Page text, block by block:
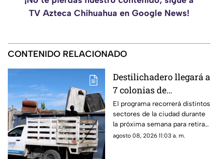
TV Azteca Chihuahua en Google News!
CONTENIDO RELACIONADO
Destilichadero llegará a
7 colonias de
Chihuahua del 10 al 15
de agosto; consulta las
fechas y puntos
El programa recorrerá distintos
sectores de la ciudad durante
la próxima semana para retirar
muebles, objetos y otros
agosto 08, 2026 11:03 a. m.